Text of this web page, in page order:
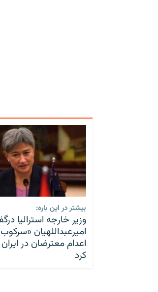
بیشتر در این باره:
وزیر خارجه استرالیا
امیرعبداللهیان
اعدام معترضان در
کرد